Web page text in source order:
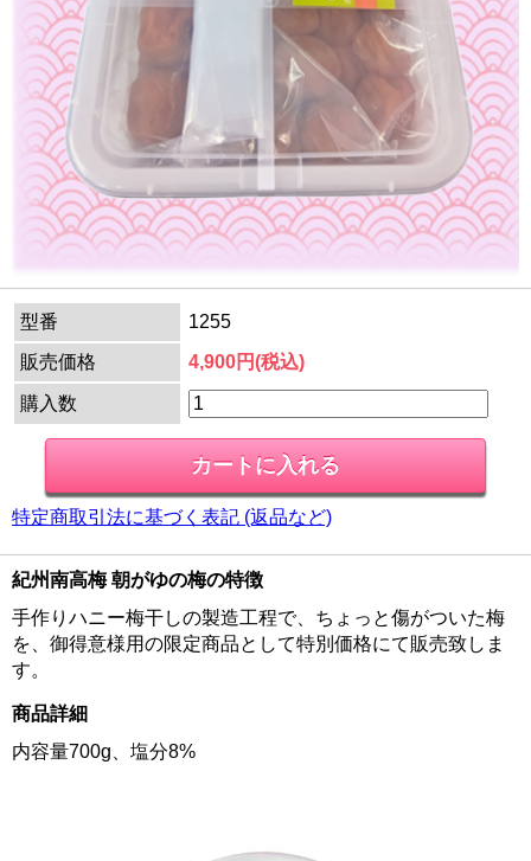
型番
1255
販売価格
4,900円(税込)
購入数
特定商取引法に基づく表記 (返品など)
紀州南高梅 朝がゆの梅の特徴
手作りハニー梅干しの製造工程で、ちょっと傷がついた梅
を、御得意様用の限定商品として特別価格にて販売致しま
す。
商品詳細
内容量700g、塩分8%